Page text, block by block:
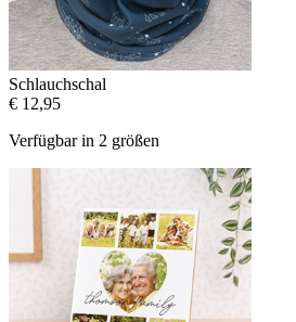
Schlauchschal
€ 12,95
Verfügbar in 2 größen